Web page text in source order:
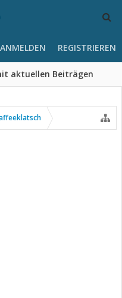
aktuellen Beiträgen
ANMELDEN REGISTRIEREN